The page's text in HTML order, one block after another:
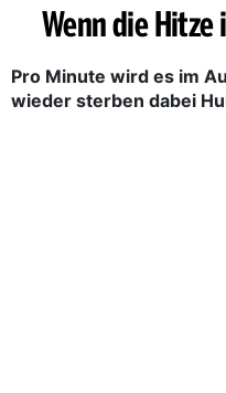
Wenn die
Pro Minute wird es im
wieder sterben dabei